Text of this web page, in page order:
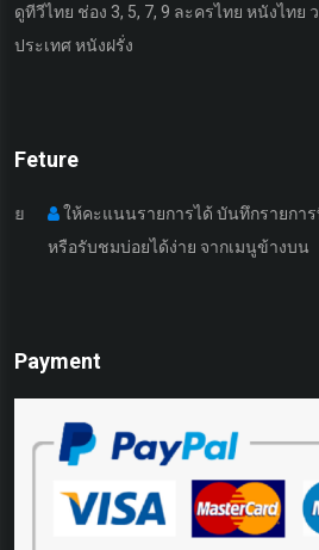
ดูทีวีไทย ช่อง 3, 5, 7, 9 ละครไทย หนังไทย
ประเทศ หนังฝรั่ง
Feture
ให้คะแนนรายการได้ บันทึกรายการที่ช
หรือรับชมบ่อยได้ง่าย จากเมนูข้างบน
Payment